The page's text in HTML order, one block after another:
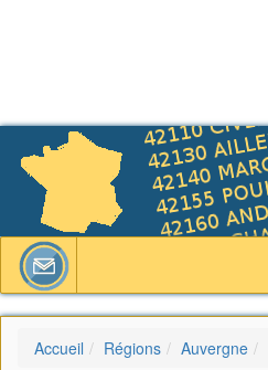
Accueil Régions Auvergne